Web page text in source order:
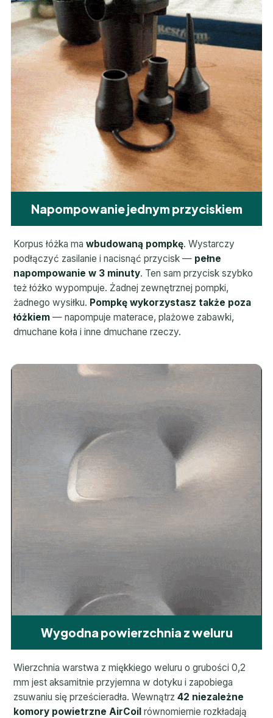
Napompowanie jednym przyciskiem
Korpus łóżka ma wbudowaną pompkę. Wystarczy
podłączyć zasilanie i nacisnąć przycisk — pełne
napompowanie w 3 minuty. Ten sam przycisk szybko
też łóżko wypompuje. Żadnej zewnętrznej pompki,
żadnego wysiłku. Pompkę wykorzystasz także poza
łóżkiem — napompuje materace, plażowe zabawki,
dmuchane koła i inne dmuchane rzeczy.
Wygodna powierzchnia z weluru
Wierzchnia warstwa z miękkiego weluru o grubości 0,2
mm jest aksamitnie przyjemna w dotyku i zapobiega
zsuwaniu się prześcieradła. Wewnątrz 42 niezależne
komory powietrzne AirCoil równomiernie rozkładają